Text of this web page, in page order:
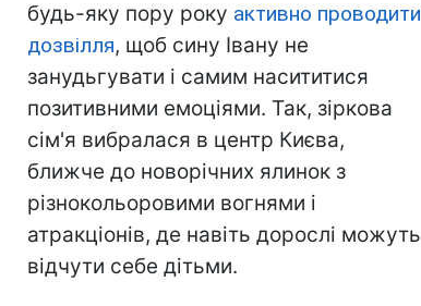
будь-яку пору року активно проводити
дозвілля, щоб сину Івану не
занудьгувати і самим насититися
позитивними емоціями. Так, зіркова
сім'я вибралася в центр Києва,
ближче до новорічних ялинок з
різнокольоровими вогнями і
атракціонів, де навіть дорослі можуть
відчути себе дітьми.